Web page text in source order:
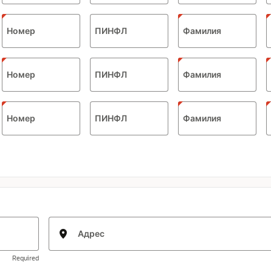
Номер ПИНФЛ Фамилия
Номер ПИНФЛ Фамилия
Номер ПИНФЛ Фамилия
Required
Адрес